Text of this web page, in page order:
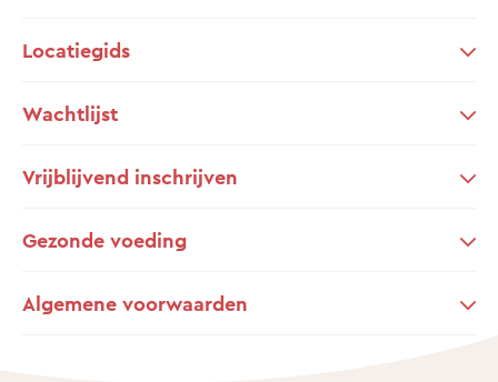
Locatiegids
Wachtlijst
Vrijblijvend inschrijven
Gezonde voeding
Algemene voorwaarden